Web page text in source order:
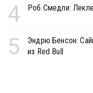
4 Роб Смедли:
5
Эндрю Бенсон:
из Red Bull